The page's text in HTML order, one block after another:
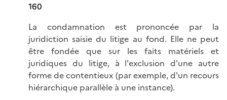
160
La condamnation est prononcée par la
juridiction saisie du litige au fond. Elle ne peut
être fondée que sur les faits matériels et
juridiques du litige, à l'exclusion d'une autre
forme de contentieux (par exemple, d'un recours
hiérarchique parallèle à une instance).